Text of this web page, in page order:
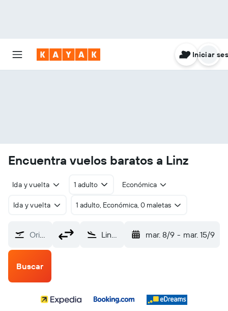
Iniciar
Encuentra vuelos baratos a Linz
Ida y vuelta 1 adulto Económica
Ida y vuelta 1 adulto, Económica, 0 maletas
Origen Linz Hoersching (LNZ) mar. 8/9 - mar. 15/9
Buscar